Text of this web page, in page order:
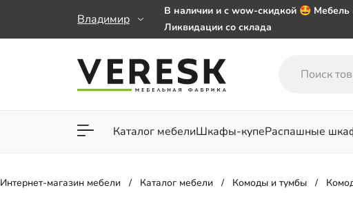
Владимир
В наличии и с wow-скидкой 🤩 Мебель
Ликвидации со склада
заказе от 50 000 ₽
Важно! Наш Whatsapp переехал на
Каталог мебелиШкафы-купеРаспашные
Для гостиной Для спальни
Интернет-магазин мебели Каталог мебели Комоды и тумбы